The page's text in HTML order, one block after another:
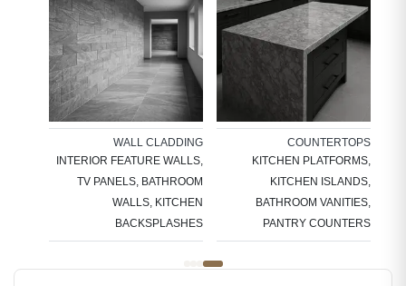
COUNTERTOPS
KITCHEN PLATFORMS,
KITCHEN ISLANDS,
BATHROOM VANITIES,
PANTRY COUNTERS
WALL CLADDING
INTERIOR FEATURE WALLS,
TV PANELS, BATHROOM
WALLS, KITCHEN
BACKSPLASHES